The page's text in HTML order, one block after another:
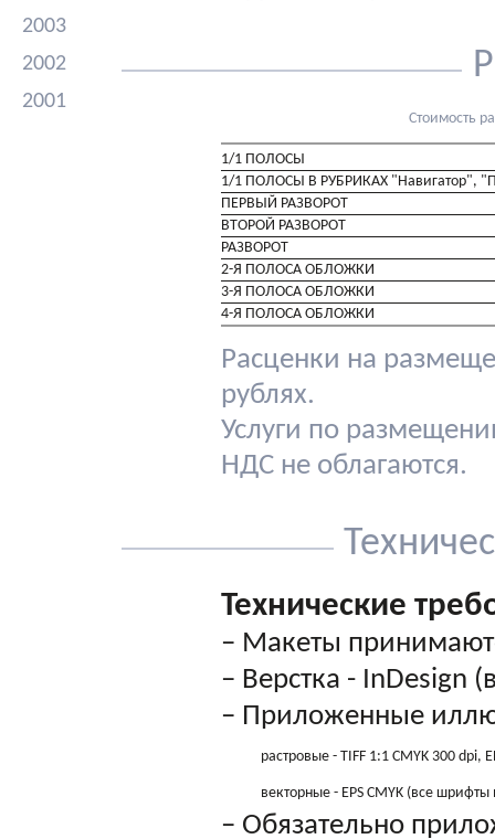
Стоимость
1/1 ПОЛОСЫ
1/1 ПОЛОСЫ В РУБРИКАХ "Навигатор",
ПЕРВЫЙ РАЗВОРОТ
ВТОРОЙ РАЗВОРОТ
РАЗВОРОТ
2-Я ПОЛОСА ОБЛОЖКИ
3-Я ПОЛОСА ОБЛОЖКИ
4-Я ПОЛОСА ОБЛОЖКИ
Расценки на
рублях.
Услуги по
НДС не облагаются.
Технические
– Макеты
– Верстка - InDesign
– Приложенные
растровые - TIFF 1:1 CMYK 300 dpi,
векторные - EPS CMYK (все
– Обязательно
2003
2002
2001